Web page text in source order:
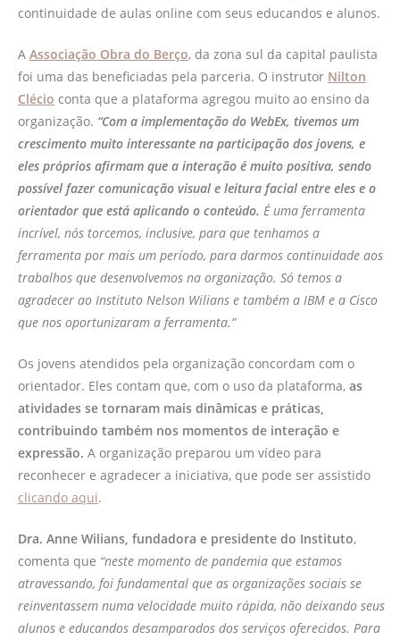
continuidade de aulas online com seus educandos e alunos.
A Associação Obra do Berço, da zona sul da capital paulista
foi uma das beneficiadas pela parceria. O instrutor Nilton
Clécio conta que a plataforma agregou muito ao ensino da
organização. “Com a implementação do WebEx, tivemos um
crescimento muito interessante na participação dos jovens, e
eles próprios afirmam que a interação é muito positiva, sendo
possível fazer comunicação visual e leitura facial entre eles e o
orientador que está aplicando o conteúdo. É uma ferramenta
incrível, nós torcemos, inclusive, para que tenhamos a
ferramenta por mais um período, para darmos continuidade aos
trabalhos que desenvolvemos na organização. Só temos a
agradecer ao Instituto Nelson Wilians e também a IBM e a Cisco
que nos oportunizaram a ferramenta.”
Os jovens atendidos pela organização concordam com o
orientador. Eles contam que, com o uso da plataforma, as
atividades se tornaram mais dinâmicas e práticas,
contribuindo também nos momentos de interação e
expressão. A organização preparou um vídeo para
reconhecer e agradecer a iniciativa, que pode ser assistido
clicando aqui.
Dra. Anne Wilians, fundadora e presidente do Instituto,
comenta que “neste momento de pandemia que estamos
atravessando, foi fundamental que as organizações sociais se
reinventassem numa velocidade muito rápida, não deixando seus
alunos e educandos desamparados dos serviços oferecidos. Para